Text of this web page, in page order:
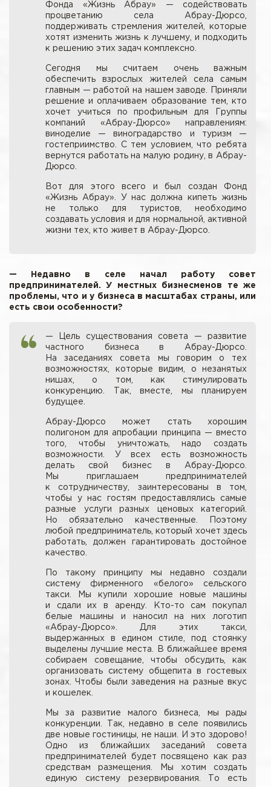
Фонда «Жизнь Абрау» — содействовать
процветанию села Абрау-Дюрсо,
поддерживать стремления жителей, которые
хотят изменить жизнь к лучшему, и подходить
к решению этих задач комплексно.
Сегодня мы считаем очень важным
обеспечить взрослых жителей села самым
главным — работой на нашем заводе. Приняли
решение и оплачиваем образование тем, кто
хочет учиться по профильным для Группы
компаний «Абрау-Дюрсо» направлениям:
виноделие — виноградарство и туризм —
гостеприимство. С тем условием, что ребята
вернутся работать на малую родину, в Абрау-
Дюрсо.
Вот для этого всего и был создан Фонд
«Жизнь Абрау». У нас должна кипеть жизнь
не только для туристов, необходимо
создавать условия и для нормальной, активной
жизни тех, кто живет в Абрау-Дюрсо.
— Недавно в селе начал работу совет
предпринимателей. У местных бизнесменов те же
проблемы, что и у бизнеса в масштабах страны, или
есть свои особенности?
— Цель существования совета — развитие
частного бизнеса в Абрау-Дюрсо.
На заседаниях совета мы говорим о тех
возможностях, которые видим, о незанятых
нишах, о том, как стимулировать
конкуренцию. Так, вместе, мы планируем
будущее.
Абрау-Дюрсо может стать хорошим
полигоном для апробации принципа — вместо
того, чтобы уничтожать, надо создать
возможности. У всех есть возможность
делать свой бизнес в Абрау-Дюрсо.
Мы приглашаем предпринимателей
к сотрудничеству, заинтересованы в том,
чтобы у нас гостям предоставлялись самые
разные услуги разных ценовых категорий.
Но обязательно качественные. Поэтому
любой предприниматель, который хочет здесь
работать, должен гарантировать достойное
качество.
По такому принципу мы недавно создали
систему фирменного «белого» сельского
такси. Мы купили хорошие новые машины
и сдали их в аренду. Кто-то сам покупал
белые машины и наносил на них логотип
«Абрау-Дюрсо». Для этих такси,
выдержанных в едином стиле, под стоянку
выделены лучшие места. В ближайшее время
собираем совещание, чтобы обсудить, как
организовать систему общепита в гостевых
зонах. Чтобы были заведения на разные вкус
и кошелек.
Мы за развитие малого бизнеса, мы рады
конкуренции. Так, недавно в селе появились
две новые гостиницы, не наши. И это здорово!
Одно из ближайших заседаний совета
предпринимателей будет посвящено как раз
средствам размещения. Мы хотим создать
единую систему резервирования. То есть